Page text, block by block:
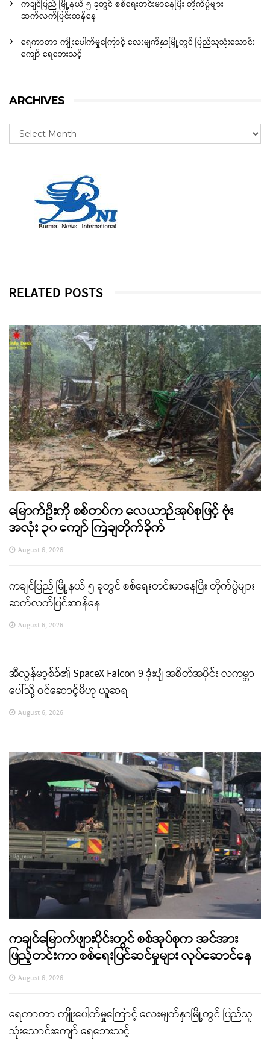
ကချင်ပြည် မြို့နယ် ၅ ခုတွင် စစ်ရေးတင်းမာနေပြီး တိုက်ပွဲများ
ဆက်လက်ပြင်းထန်နေ
ရေကာတာ ကျိုးပေါက်မှုကြောင့် လေးမျက်နှာမြို့တွင် ပြည်သူသုံးသောင်း
ကျော် ရေဘေးသင့်
ARCHIVES
RELATED POSTS
မြောက်ဦးကို စစ်တပ်က လေယာဉ်အုပ်စုဖြင့် ဗုံး
အလုံး ၃၀ ကျော် ကြဲချတိုက်ခိုက်
August 6, 2026
ကချင်ပြည် မြို့နယ် ၅ ခုတွင် စစ်ရေးတင်းမာနေပြီး တိုက်ပွဲများ
ဆက်လက်ပြင်းထန်နေ
August 6, 2026
အီလွန်မာ့စ်ခ်၏ SpaceX Falcon 9 ဒုံးပျံ အစိတ်အပိုင်း လကမ္ဘာ
ပေါ်သို့ ဝင်ဆောင့်မိဟု ယူဆရ
August 6, 2026
ကချင်မြောက်ဖျားပိုင်းတွင် စစ်အုပ်စုက အင်အား
ဖြည့်တင်းကာ စစ်ရေးပြင်ဆင်မှုများ လုပ်ဆောင်နေ
August 6, 2026
ရေကာတာ ကျိုးပေါက်မှုကြောင့် လေးမျက်နှာမြို့တွင် ပြည်သူ
သုံးသောင်းကျော် ရေဘေးသင့်